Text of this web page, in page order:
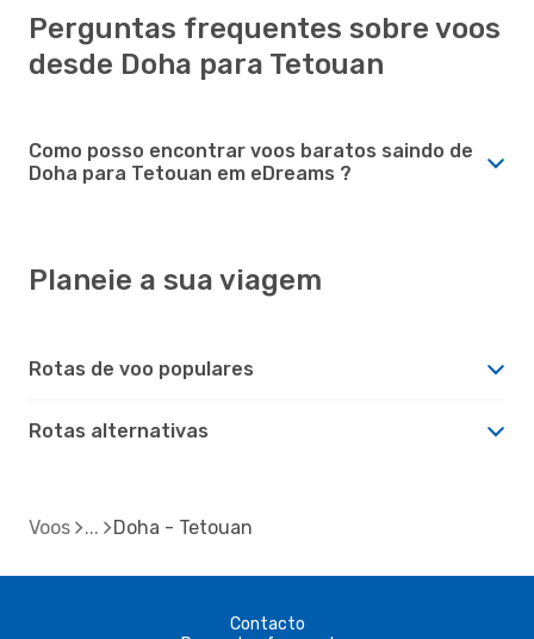
Perguntas frequentes sobre voos
desde Doha para Tetouan
Como posso encontrar voos baratos saindo de
Doha para Tetouan em eDreams ?
Planeie a sua viagem
Rotas de voo populares
Rotas alternativas
Voos Doha - Tetouan
Contacto